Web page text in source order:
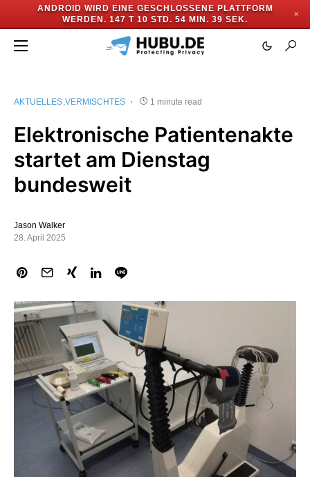
ANDROID WIRD EINE GESCHLOSSENE PLATTFORM
WERDEN. 147 T 10 STD. 54 MIN. 39 SEK.
✕
AKTUELLES VERMISCHTES 1 minute read
Elektronische Patientenakte
startet am Dienstag
bundesweit
Jason Walker
28. April 2025